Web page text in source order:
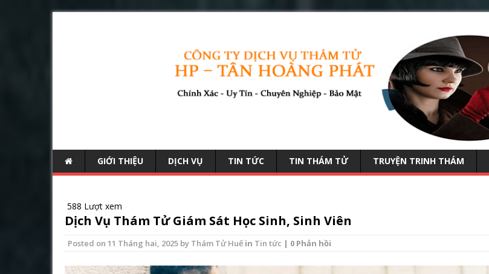
GIỚI THIỆU DỊCH VỤ TIN TỨC TIN THÁM TỬ TRUYỆN TRINH THÁM
588 Lượt xem
Dịch Vụ Thám Tử Giám Sát Học Sinh, Sinh Viên
Posted on 11 Tháng hai, 2025 by Thám Tử Huếin Tin tức | 0 Phản hồi